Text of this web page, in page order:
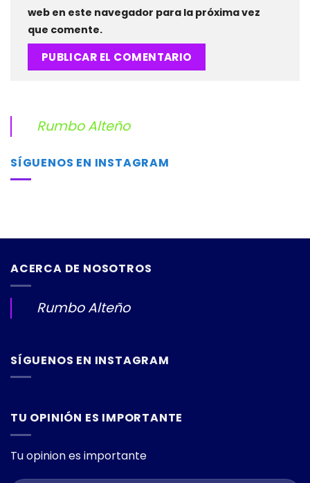
web en este navegador para la próxima vez
que comente.
Rumbo Alteño
SÍGUENOS EN INSTAGRAM
ACERCA DE NOSOTROS
Rumbo Alteño
SÍGUENOS EN INSTAGRAM
TU OPINIÓN ES IMPORTANTE
Tu opinion es importante